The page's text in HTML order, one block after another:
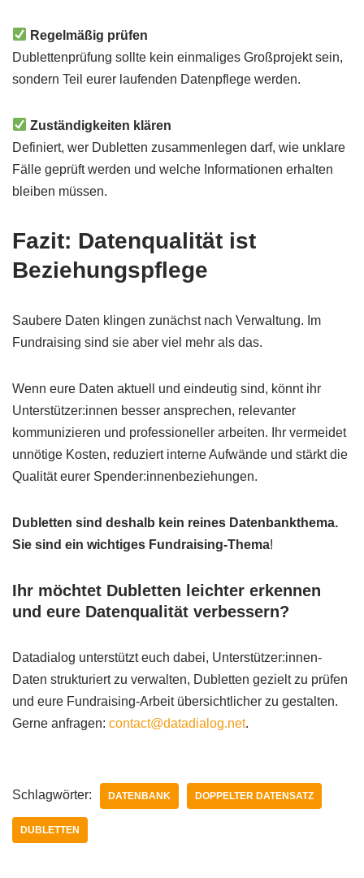
Regelmäßig prüfen
Dublettenprüfung sollte kein einmaliges Großprojekt sein,
sondern Teil eurer laufenden Datenpflege werden.
Zuständigkeiten klären
Definiert, wer Dubletten zusammenlegen darf, wie unklare
Fälle geprüft werden und welche Informationen erhalten
bleiben müssen.
Fazit: Datenqualität ist
Beziehungspflege
Saubere Daten klingen zunächst nach Verwaltung. Im
Fundraising sind sie aber viel mehr als das.
Wenn eure Daten aktuell und eindeutig sind, könnt ihr
Unterstützer:innen besser ansprechen, relevanter
kommunizieren und professioneller arbeiten. Ihr vermeidet
unnötige Kosten, reduziert interne Aufwände und stärkt die
Qualität eurer Spender:innenbeziehungen.
Dubletten sind deshalb kein reines Datenbankthema.
Sie sind ein wichtiges Fundraising-Thema!
Ihr möchtet Dubletten leichter erkennen
und eure Datenqualität verbessern?
Datadialog unterstützt euch dabei, Unterstützer:innen-
Daten strukturiert zu verwalten, Dubletten gezielt zu prüfen
und eure Fundraising-Arbeit übersichtlicher zu gestalten.
Gerne anfragen: contact@datadialog.net.
Schlagwörter: DATENBANK DOPPELTER DATENSATZ
DUBLETTEN